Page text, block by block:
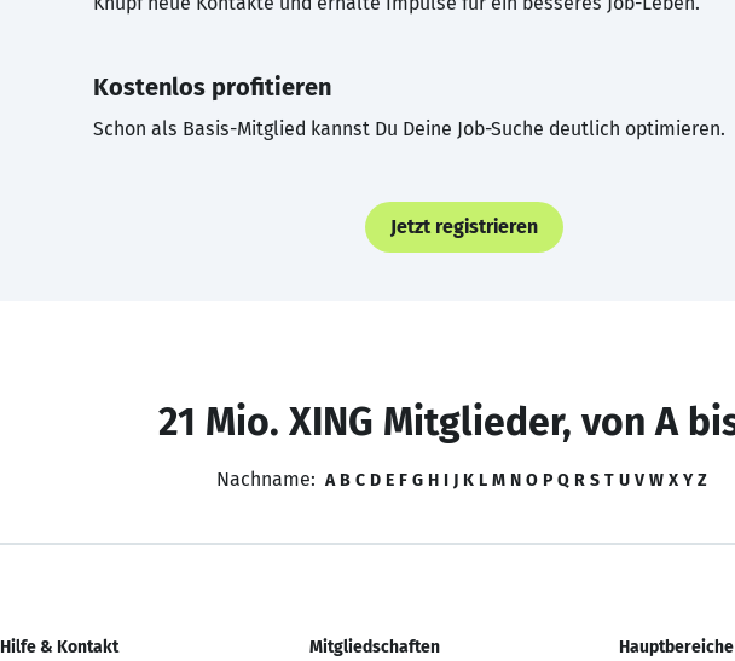
Kostenlos profitieren
Schon als Basis-Mitglied kannst Du Deine Job-Suche deutlich optimieren.
Jetzt registrieren
21 Mio. XING Mitglieder, von A
Nachname: A B C D E F G H I J K L M N O P Q R S T U V W X Y Z
Hilfe & Kontakt Mitgliedschaften Hauptbereiche